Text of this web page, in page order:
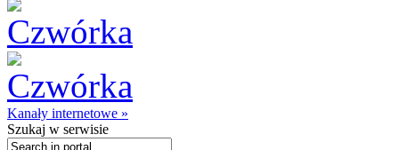
Kanały internetowe »
Szukaj w serwisie